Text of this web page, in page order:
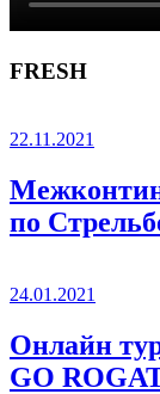
FRESH
22.11.2021
по
24.01.2021
Онлайн
GO